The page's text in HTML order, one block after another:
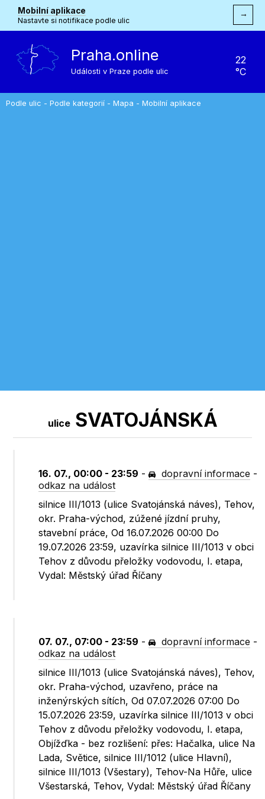
Mobilní aplikace
Nastavte si notifikace podle ulic
→
Praha.online
Události v Praze podle ulic
22
°C
Podle ulic - Podle kategorií - Mapa - Mobilní aplikace
uliceSVATOJÁNSKÁ
16. 07., 00:00 - 23:59 - dopravní informace -
odkaz na událost
silnice III/1013 (ulice Svatojánská náves), Tehov,
okr. Praha-východ, zúžené jízdní pruhy,
stavební práce, Od 16.07.2026 00:00 Do
19.07.2026 23:59, uzavírka silnice III/1013 v obci
Tehov z důvodu přeložky vodovodu, I. etapa,
Vydal: Městský úřad Říčany
07. 07., 07:00 - 23:59 - dopravní informace -
odkaz na událost
silnice III/1013 (ulice Svatojánská náves), Tehov,
okr. Praha-východ, uzavřeno, práce na
inženýrských sítích, Od 07.07.2026 07:00 Do
15.07.2026 23:59, uzavírka silnice III/1013 v obci
Tehov z důvodu přeložky vodovodu, I. etapa,
Objížďka - bez rozlišení: přes: Hačalka, ulice Na
Lada, Světice, silnice III/1012 (ulice Hlavní),
silnice III/1013 (Všestary), Tehov-Na Hůře, ulice
Všestarská, Tehov, Vydal: Městský úřad Říčany